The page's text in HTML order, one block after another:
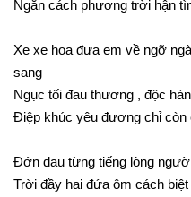
Ngăn cách phương trời hận
Xe xe hoa đưa em về ngỡ
sang
Ngục tối đau thương , độc
Điệp khúc yêu đương chỉ còn
Đớn đau từng tiếng lòng
Trời đầy hai đứa ôm cách